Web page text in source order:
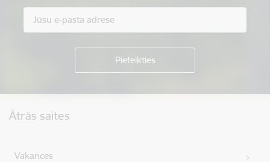
Ātrās saites
Vakances